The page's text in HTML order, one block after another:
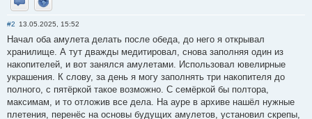
Отправить личное сообщение
Сайт
#2 13.05.2025, 15:52
Начал оба амулета делать после обеда, до него я открывал
хранилище. А тут дважды медитировал, снова заполняя один из
накопителей, и вот занялся амулетами. Использовал ювелирные
украшения. К слову, за день я могу заполнять три накопителя до
полного, с пятёркой такое возможно. С семёркой бы полтора,
максимам, и то отложив все дела. На ауре в архиве нашёл нужные
плетения, перенёс на основы будущих амулетов, установил скрепы,